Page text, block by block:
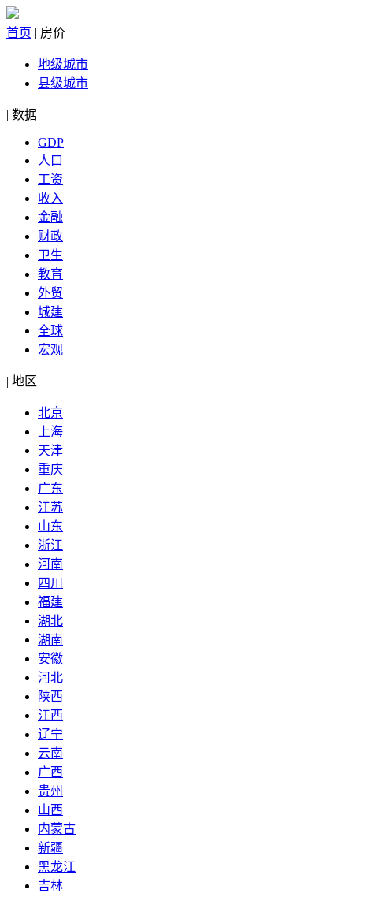
首页 | 房价
地级城市
县级城市
| 数据
GDP
人口
工资
收入
金融
财政
卫生
教育
外贸
城建
全球
宏观
| 地区
北京
上海
天津
重庆
广东
江苏
山东
浙江
河南
四川
福建
湖北
湖南
安徽
河北
陕西
江西
辽宁
云南
广西
贵州
山西
内蒙古
新疆
黑龙江
吉林